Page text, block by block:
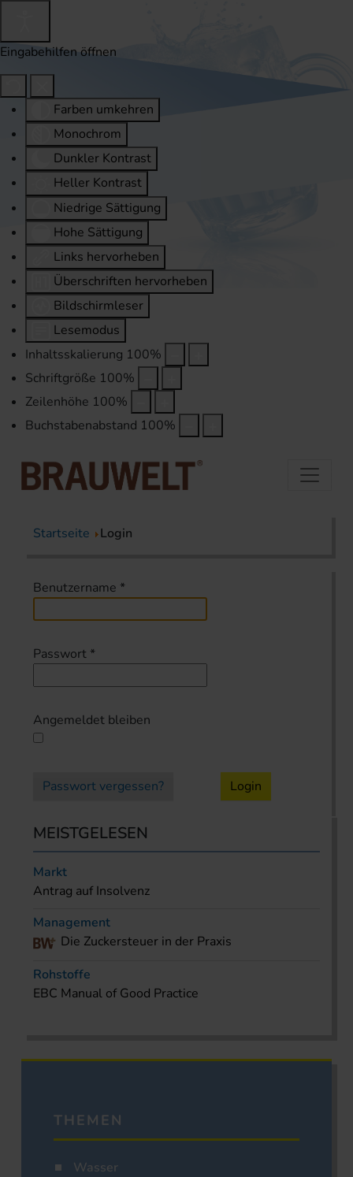
Eingabehilfen öffnen
Farben umkehren
Monochrom
Dunkler Kontrast
Heller Kontrast
Niedrige Sättigung
Hohe Sättigung
Links hervorheben
Überschriften hervorheben
Bildschirmleser
Lesemodus
Inhaltsskalierung 100%
Schriftgröße 100%
Zeilenhöhe 100%
Buchstabenabstand 100%
Startseite Login
Benutzername *
Passwort *
Angemeldet bleiben
Passwort vergessen? Login
MEISTGELESEN
Markt
Antrag auf Insolvenz
Management
Die Zuckersteuer in der Praxis
Rohstoffe
EBC Manual of Good Practice
THEMEN
Wasser